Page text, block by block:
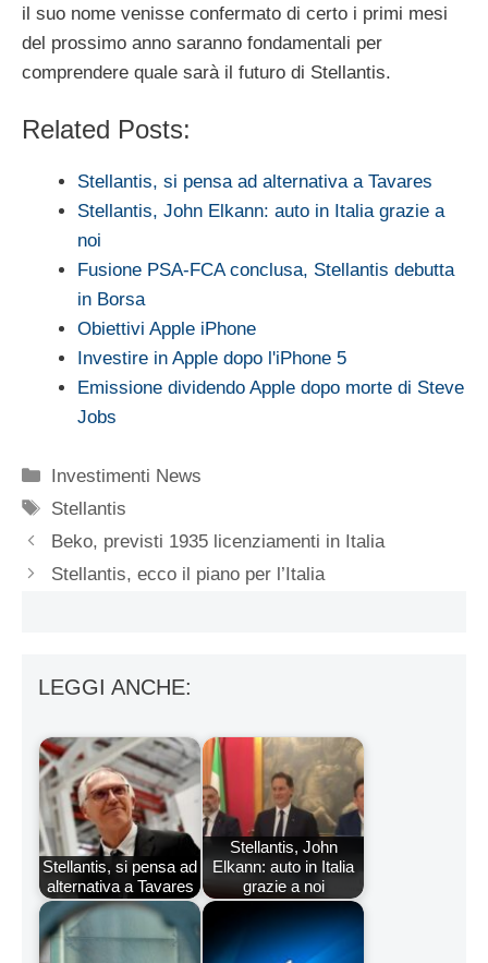
il suo nome venisse confermato di certo i primi mesi
del prossimo anno saranno fondamentali per
comprendere quale sarà il futuro di Stellantis.
Related Posts:
Stellantis, si pensa ad alternativa a Tavares
Stellantis, John Elkann: auto in Italia grazie a
noi
Fusione PSA-FCA conclusa, Stellantis debutta
in Borsa
Obiettivi Apple iPhone
Investire in Apple dopo l'iPhone 5
Emissione dividendo Apple dopo morte di Steve
Jobs
Categorie
Investimenti News
Tag
Stellantis
Beko, previsti 1935 licenziamenti in Italia
Stellantis, ecco il piano per l’Italia
LEGGI ANCHE:
Stellantis, si pensa ad
alternativa a Tavares
Stellantis, John
Elkann: auto in Italia
grazie a noi